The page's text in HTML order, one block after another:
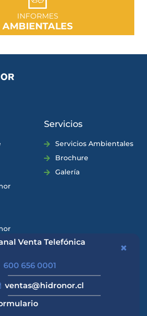
Venta Telefónica
600 656 0001
ventas@hidronor.cl
INFORMES
AMBIENTALES
IR A SECCIÓN
Servicios
Servicios Ambientales
Brochure
Galería